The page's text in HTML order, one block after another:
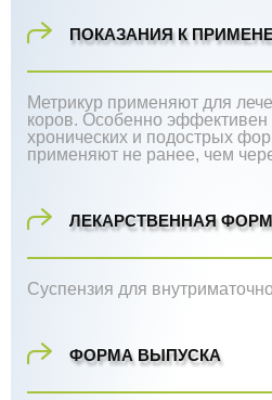
ПОКАЗАНИЯ К
Метрикур применяют для
коров. Особенно
хронических и подострых
применяют не ранее, чем
ЛЕКАРСТВЕННАЯ
Суспензия для
ФОРМА ВЫПУСКА